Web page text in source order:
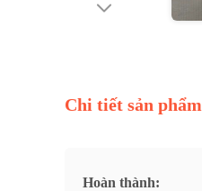
Chi tiết sản phẩm
Hoàn thành: